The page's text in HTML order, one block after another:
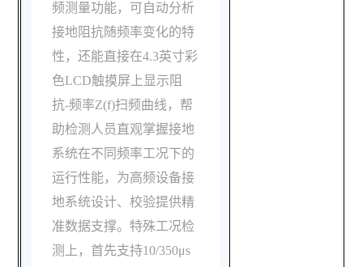
频测量功能，可自动分析
接地阻抗随频率变化的特
性，还能直接在4.3英寸彩
色LCD触摸屏上显示阻
抗-频率Z(f)扫频曲线，帮
助检测人员直观掌握接地
系统在不同频率工况下的
运行性能，为高频设备接
地系统设计、校验提供精
准数据支撑。特殊工况检
测上，首先支持10/350μs